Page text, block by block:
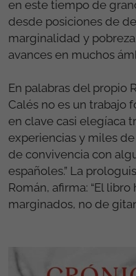
en este tiempo de
desde posiciones de
marginalidad y
avances en muchos
En palabras del propio
Calés no es un trabajo
en clave casi elegíaca
experiencias y miles
de convivencia con
españoles.” La
Román, afirma: “El
marginados, no de